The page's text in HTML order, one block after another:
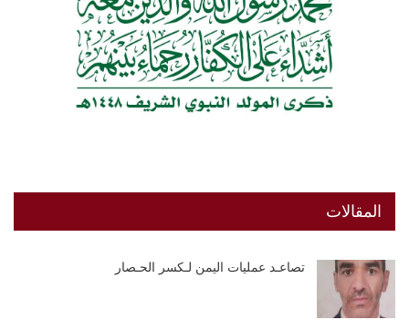
المقالات
تصاعـد عمليات اليمن لـكسر الحـصار